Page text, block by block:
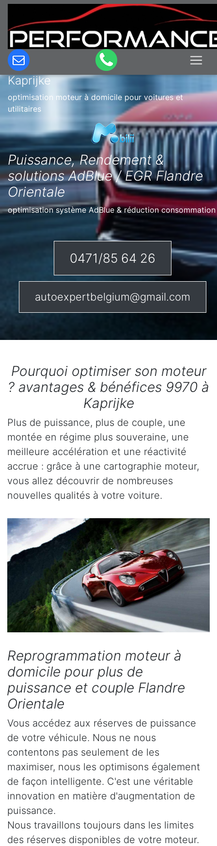
Optimisation & Reprogrammation
moteur à domicile en Belgique à
Kaprijke
optimisation moteur à domicile pour voitures et
utilitaires
Puissance, Rendement &
solutions AdBlue / EGR Flandre
Orientale
optimisation système AdBlue & réduction consommation
0471/85 64 26
autoexpertbelgium@gmail.com
Pourquoi optimiser son moteur
? avantages & bénéfices 9970 à
Kaprijke
Plus de puissance, plus de couple, une
montée en régime plus souveraine, une
meilleure accélération et une réactivité
accrue : grâce à une cartographie moteur,
vous allez découvrir de nombreuses
nouvelles qualités à votre voiture.
Reprogrammation moteur à
domicile pour plus de
puissance et couple Flandre
Orientale
Vous accédez aux réserves de puissance
de votre véhicule. Nous ne nous
contentons pas seulement de les
maximiser, nous les optimisons également
de façon intelligente. C'est une véritable
innovation en matière d'augmentation de
puissance.
Nous travaillons toujours dans les limites
des réserves disponibles de votre moteur.